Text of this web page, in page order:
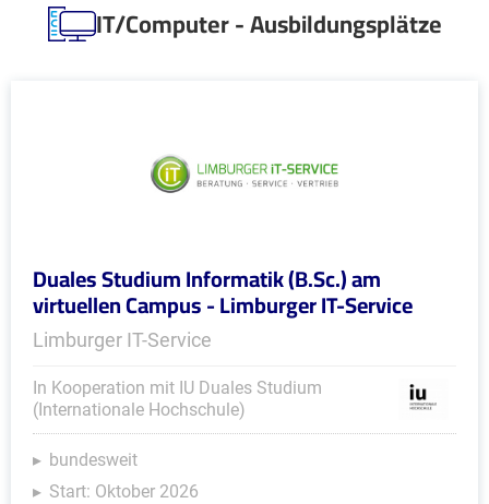
IT/Computer - Ausbildungsplätze
Duales Studium Informatik (B.Sc.) am
virtuellen Campus - Limburger IT-Service
Limburger IT-Service
In Kooperation mit IU Duales Studium
(Internationale Hochschule)
bundesweit
Start: Oktober 2026